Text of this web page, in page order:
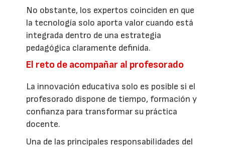
No obstante, los expertos coinciden en que
la tecnología solo aporta valor cuando está
integrada dentro de una estrategia
pedagógica claramente definida.
El reto de acompañar al profesorado
La innovación educativa solo es posible si el
profesorado dispone de tiempo, formación y
confianza para transformar su práctica
docente.
Una de las principales responsabilidades del